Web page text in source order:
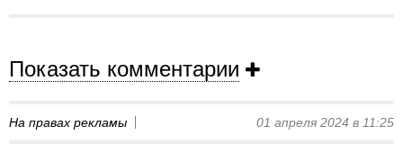
Показать комментарии
На правах рекламы 01 апреля 2024 в 11:25